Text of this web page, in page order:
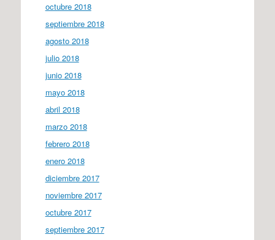
octubre 2018
septiembre 2018
agosto 2018
julio 2018
junio 2018
mayo 2018
abril 2018
marzo 2018
febrero 2018
enero 2018
diciembre 2017
noviembre 2017
octubre 2017
septiembre 2017